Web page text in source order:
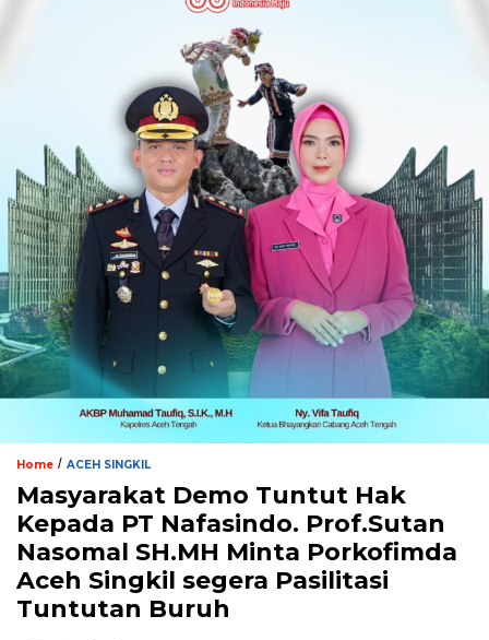
Home / ACEH SINGKIL
Masyarakat Demo Tuntut Hak
Kepada PT Nafasindo. Prof.Sutan
Nasomal SH.MH Minta Porkofimda
Aceh Singkil segera Pasilitasi
Tuntutan Buruh